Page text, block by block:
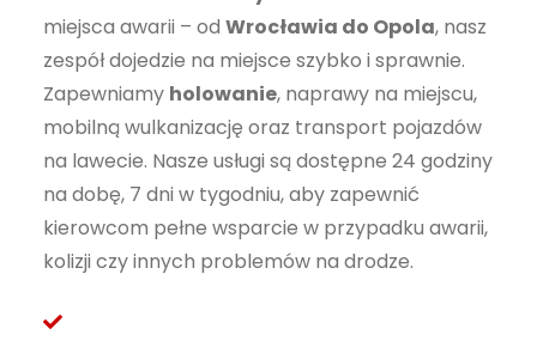
miejsca awarii – od Wrocławia do Opola, nasz
zespół dojedzie na miejsce szybko i sprawnie.
Zapewniamy holowanie, naprawy na miejscu,
mobilną wulkanizację oraz transport pojazdów
na lawecie. Nasze usługi są dostępne 24 godziny
na dobę, 7 dni w tygodniu, aby zapewnić
kierowcom pełne wsparcie w przypadku awarii,
kolizji czy innych problemów na drodze.